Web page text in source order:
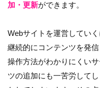
加・更新ができます。
Webサイトを運営してい
継続的にコンテンツを発
操作方法がわかりにくい
ツの追加にも一苦労して